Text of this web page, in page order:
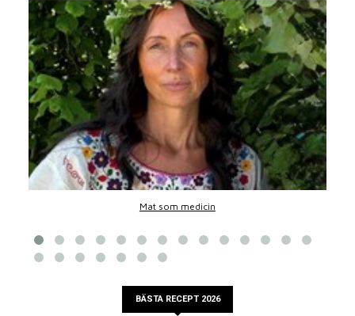
Mat som medicin
BÄSTA RECEPT 2026